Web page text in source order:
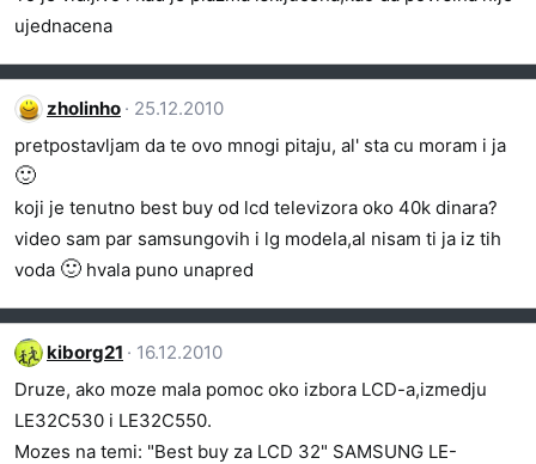
ujednacena
zholinho
25.12.2010
pretpostavljam da te ovo mnogi pitaju, al' sta cu moram i ja
🙂
koji je tenutno best buy od lcd televizora oko 40k dinara?
video sam par samsungovih i lg modela,al nisam ti ja iz tih
voda 🙂 hvala puno unapred
kiborg21
16.12.2010
Druze, ako moze mala pomoc oko izbora LCD-a,izmedju
LE32C530 i LE32C550.
Mozes na temi: "Best buy za LCD 32" SAMSUNG LE-